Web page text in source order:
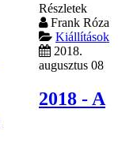
Részletek
Frank Róza
Kiállítások
2018.
augusztus 08
2018 - A